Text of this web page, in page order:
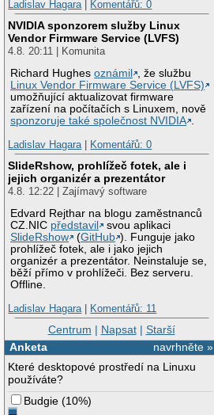
Ladislav Hagara| Komentářů: 0
NVIDIA sponzorem služby Linux
Vendor Firmware Service (LVFS)
4.8. 20:11 | Komunita
Richard Hughesoznámil
, že službu
Linux Vendor Firmware Service (LVFS)
umožňující aktualizovat firmware
zařízení na počítačích s Linuxem, nově
sponzoruje také společnost NVIDIA .
Ladislav Hagara| Komentářů: 0
SlideRshow, prohlížeč fotek, ale i
jejich organizér a prezentátor
4.8. 12:22 | Zajímavý software
Edvard Rejthar na blogu zaměstnanců
CZ.NIC představil
svou aplikaci
SlideRshow
(GitHub ). Funguje jako
prohlížeč fotek, ale i jako jejich
organizér a prezentátor. Neinstaluje se,
běží přímo v prohlížeči. Bez serveru.
Offline.
Ladislav Hagara| Komentářů: 11
Centrum | Napsat| Starší
navrhněte »
Anketa
Které desktopové prostředí na Linuxu
používáte?
Budgie (10%)